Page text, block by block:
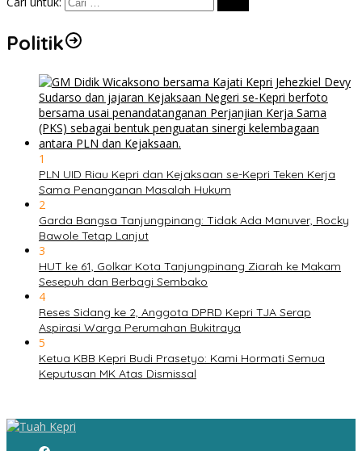
Politik
1
PLN UID Riau Kepri dan Kejaksaan se-Kepri Teken Kerja
Sama Penanganan Masalah Hukum
2
Garda Bangsa Tanjungpinang: Tidak Ada Manuver, Rocky
Bawole Tetap Lanjut
3
HUT ke 61, Golkar Kota Tanjungpinang Ziarah ke Makam
Sesepuh dan Berbagi Sembako
4
Reses Sidang ke 2, Anggota DPRD Kepri TJA Serap
Aspirasi Warga Perumahan Bukitraya
5
Ketua KBB Kepri Budi Prasetyo: Kami Hormati Semua
Keputusan MK Atas Dismissal